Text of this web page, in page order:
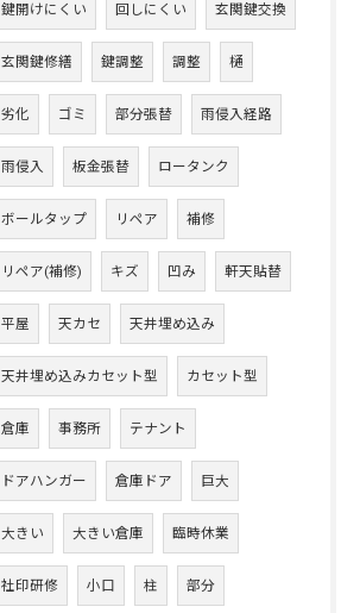
鍵開けにくい 回しにくい 玄関鍵交換
玄関鍵修繕 鍵調整 調整 樋
劣化 ゴミ 部分張替 雨侵入経路
雨侵入 板金張替 ロータンク
ボールタップ リペア 補修
リペア(補修) キズ 凹み 軒天貼替
平屋 天カセ 天井埋め込み
天井埋め込みカセット型 カセット型
倉庫 事務所 テナント
ドアハンガー 倉庫ドア 巨大
大きい 大きい倉庫 臨時休業
社印研修 小口 柱 部分